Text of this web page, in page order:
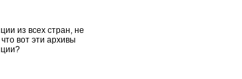
из всех стран, не
вот эти архивы